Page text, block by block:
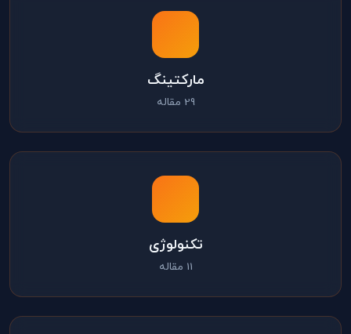
مارکتینگ
29 مقاله
تکنولوژی
11 مقاله